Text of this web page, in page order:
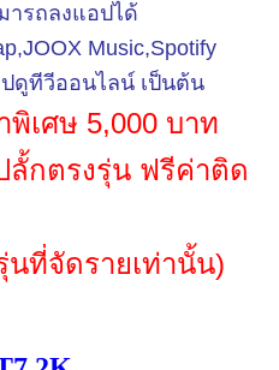
ารถลงแอปได้
Music,Spotify
ดูทีวีออนไลน์ เป็นต้น
พิเศษ 5,000 บาท
ลั้กตรงรุ่น ฟรีค่าติด
นที่จัดรายเท่านั้น)